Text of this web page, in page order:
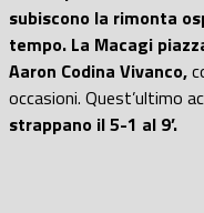
subiscono la rimonta
tempo. La Macagi
Aaron Codina Vivanco,
occasioni. Quest’ultimo
strappano il 5-1 al 9’.